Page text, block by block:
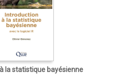
la statistique bayésienne